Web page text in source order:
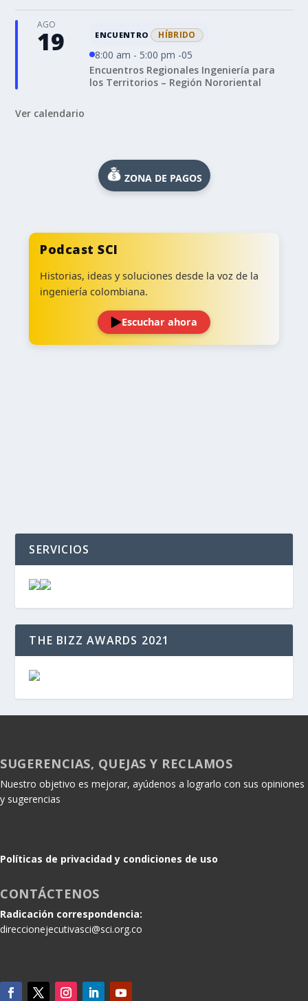
AGO
19 ENCUENTRO HÍBRIDO
8:00 am - 5:00 pm -05
Encuentros Regionales Ingeniería para
los Territorios – Región Nororiental
Ver calendario
ZONA DE PAGOS
Podcast SCI
Historias, ideas y soluciones desde la voz de la
ingeniería colombiana.
Escuchar ahora
SERVICIOS
THE BIZZ AWARDS 2021
SUGERENCIAS, QUEJAS Y RECLAMOS
Nuestro objetivo es mejorar, ayúdenos a lograrlo con sus opiniones
y sugerencias
Políticas de privacidad y condiciones de uso
CONTÁCTENOS
Radicación correspondencia:
direccionejecutivasci@sci.org.co